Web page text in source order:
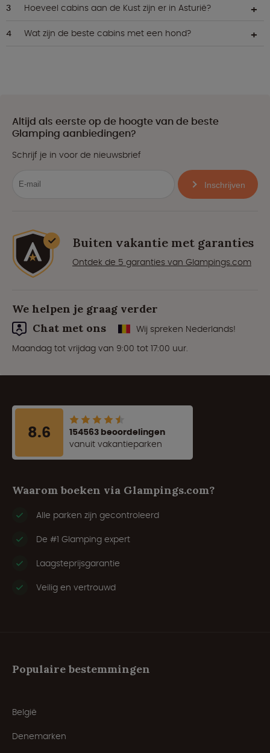
Hoeveel cabins aan de Kust zijn er in Asturië?
Wat zijn de beste cabins met een hond?
Altijd als eerste op de hoogte van de beste
Glamping aanbiedingen?
Schrijf je in voor de nieuwsbrief
Inschrijven
Buiten vakantie met garanties
Ontdek de 5 garanties van Glampings.com
We helpen je graag verder
Chat met ons
Wij spreken Nederlands!
Maandag tot vrijdag van 9:00 tot 17:00 uur.
8.6
154563 beoordelingen
vanuit vakantieparken
Waarom boeken via Glampings.com?
Alle parken zijn gecontroleerd
De #1 Glamping expert
Laagsteprijsgarantie
Veilig en vertrouwd
Populaire bestemmingen
België
Denemarken